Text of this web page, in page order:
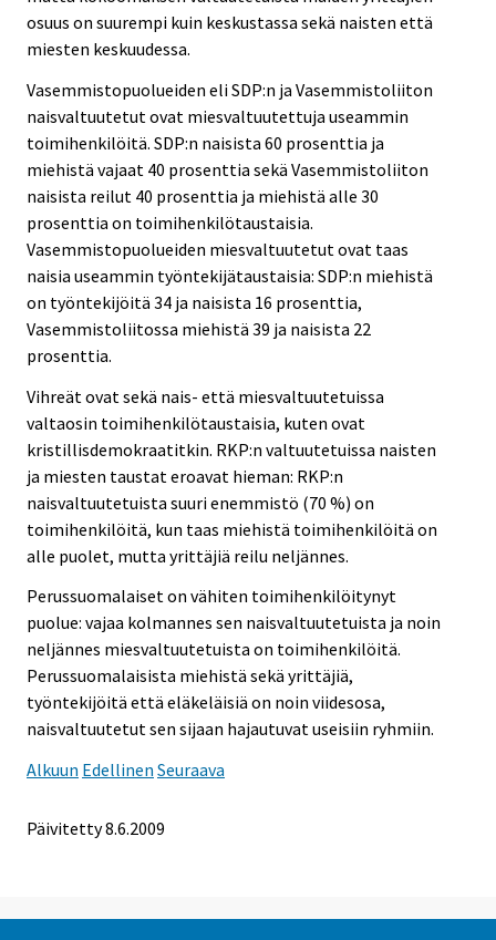
osuus on suurempi kuin keskustassa sekä naisten että
miesten keskuudessa.
Vasemmistopuolueiden eli SDP:n ja Vasemmistoliiton
naisvaltuutetut ovat miesvaltuutettuja useammin
toimihenkilöitä. SDP:n naisista 60 prosenttia ja
miehistä vajaat 40 prosenttia sekä Vasemmistoliiton
naisista reilut 40 prosenttia ja miehistä alle 30
prosenttia on toimihenkilötaustaisia.
Vasemmistopuolueiden miesvaltuutetut ovat taas
naisia useammin työntekijätaustaisia: SDP:n miehistä
on työntekijöitä 34 ja naisista 16 prosenttia,
Vasemmistoliitossa miehistä 39 ja naisista 22
prosenttia.
Vihreät ovat sekä nais- että miesvaltuutetuissa
valtaosin toimihenkilötaustaisia, kuten ovat
kristillisdemokraatitkin. RKP:n valtuutetuissa naisten
ja miesten taustat eroavat hieman: RKP:n
naisvaltuutetuista suuri enemmistö (70 %) on
toimihenkilöitä, kun taas miehistä toimihenkilöitä on
alle puolet, mutta yrittäjiä reilu neljännes.
Perussuomalaiset on vähiten toimihenkilöitynyt
puolue: vajaa kolmannes sen naisvaltuutetuista ja noin
neljännes miesvaltuutetuista on toimihenkilöitä.
Perussuomalaisista miehistä sekä yrittäjiä,
työntekijöitä että eläkeläisiä on noin viidesosa,
naisvaltuutetut sen sijaan hajautuvat useisiin ryhmiin.
Alkuun Edellinen Seuraava
Päivitetty8.6.2009